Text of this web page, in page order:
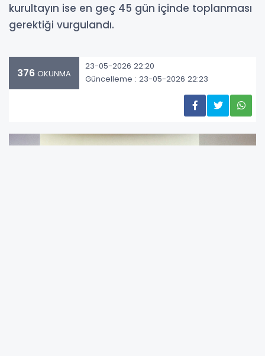
kurultayın ise en geç 45 gün içinde toplanması
gerektiği vurgulandı.
376 OKUNMA
23-05-2026 22:20
Güncelleme : 23-05-2026 22:23